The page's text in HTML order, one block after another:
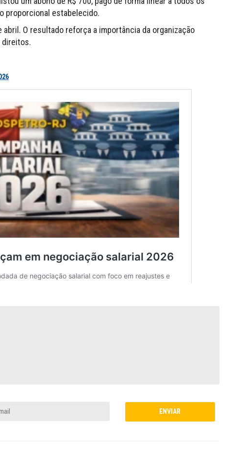
proporcional estabelecido.
abril. O resultado reforça a importância da organização
direitos.